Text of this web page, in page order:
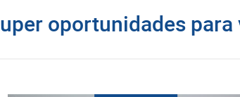
Super oportunidades